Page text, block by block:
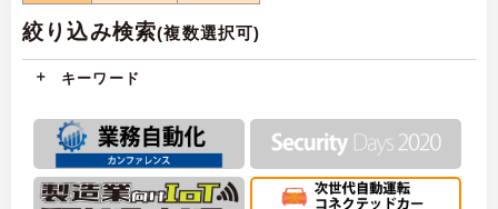
絞り込み検索(複数選択可)
キーワード